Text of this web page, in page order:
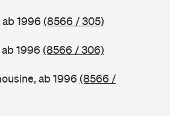
1996 (8566 / 305)
1996 (8566 / 306)
ab 1996 (8566 /